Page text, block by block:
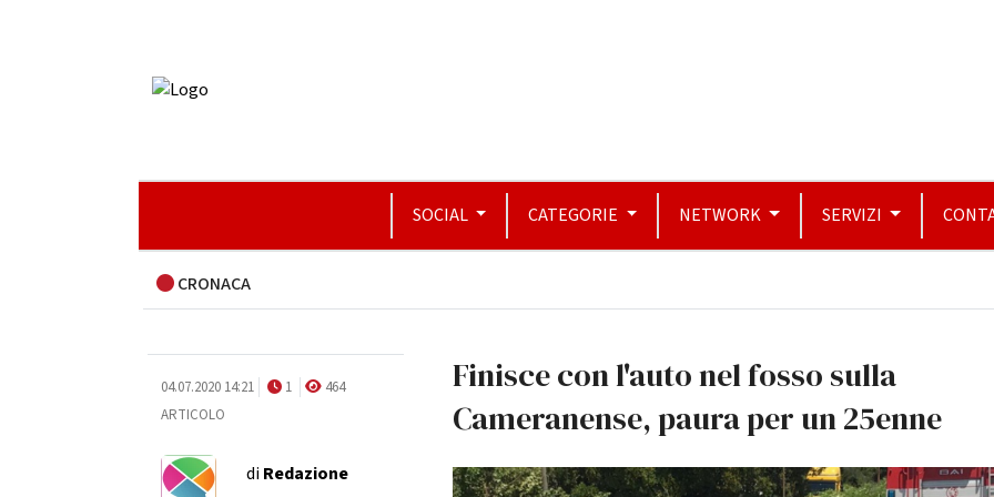
SOCIAL CATEGORIE NETWORK SERVIZI
CRONACA
04.07.2020 14:21 1
464
ARTICOLO
diRedazione
Finisce con l'auto nel fosso sulla
Cameranense, paura per un 25enne